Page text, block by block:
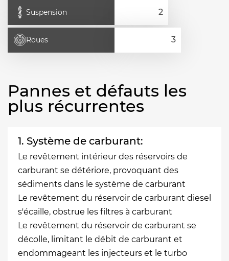
Suspension
Roues
Pannes et défauts les
plus récurrentes
1. Système de carburant:
Le revêtement intérieur des réservoirs de
carburant se détériore, provoquant des
sédiments dans le système de carburant
Le revêtement du réservoir de carburant diesel
s'écaille, obstrue les filtres à carburant
Le revêtement du réservoir de carburant se
décolle, limitant le débit de carburant et
endommageant les injecteurs et le turbo